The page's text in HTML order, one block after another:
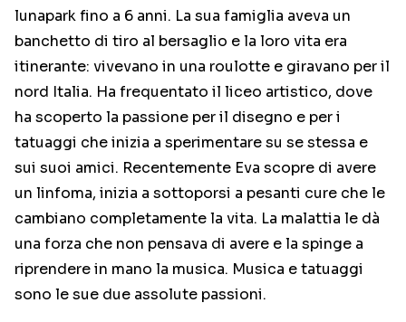
lunapark fino a 6 anni. La sua famiglia aveva un
banchetto di tiro al bersaglio e la loro vita era
itinerante: vivevano in una roulotte e giravano per il
nord Italia. Ha frequentato il liceo artistico, dove
ha scoperto la passione per il disegno e per i
tatuaggi che inizia a sperimentare su se stessa e
sui suoi amici. Recentemente Eva scopre di avere
un linfoma, inizia a sottoporsi a pesanti cure che le
cambiano completamente la vita. La malattia le dà
una forza che non pensava di avere e la spinge a
riprendere in mano la musica. Musica e tatuaggi
sono le sue due assolute passioni.